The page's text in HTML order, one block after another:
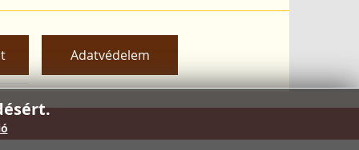
Adatvédelem